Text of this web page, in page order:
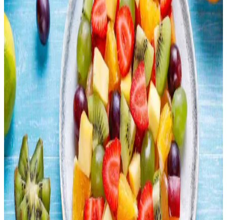
Dışarıda yemek yeme alışkanlığını azaltmak için çocuk dostu, pratik
ve taşınabilir öğünler hazırlamak önemlidir. Sandviçler, pizza
ruloları, makarna salataları gibi seçenekler ekonomik ve sağlıklı
alternatifler sunar.
Lahana Nasıl Değerlendirilir? Pişirme Yöntemleri ve
Geleneksel Tarifler
Lahana, ızgara, sote, haşlama, turşu ve dolma gibi çeşitli yöntemlerle
hazırlanabilir. Hem çiğ hem pişmiş tüketimiyle besleyici ve lezzetli
seçenekler sunar.
Çin Büfelerinde Sağlıklı Beslenme: Porsiyon Dengesi
ve Düşük Sodyumlu Seçenekler
Çin büfelerinde sağlıklı beslenmek için porsiyon kontrolü, sebze
tüketimini artırmak ve kızartılmış yiyeceklerden kaçınmak önemlidir.
Düşük sodyumlu soslar tercih edilmeli, protein çeşitliliğine dikkat
edilmelidir.
Uygun Fiyatlı Ev Yapımı Risotto: Basit Malzemelerle
Ekonomik ve Lezzetli Yemek